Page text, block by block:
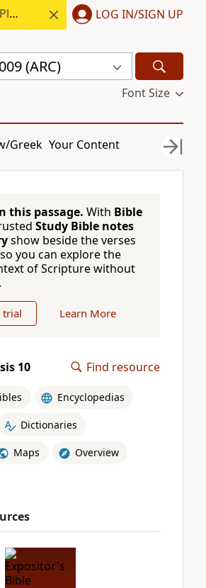
LOG IN/SIGN UP
(ARC)
Font Size
Greek Your Content
this passage. With Bible
Study Bible notes
show beside the verses
you can explore the
of Scripture without
trial Learn More
10 Find resource
Encyclopedias
Dictionaries
Maps Overview